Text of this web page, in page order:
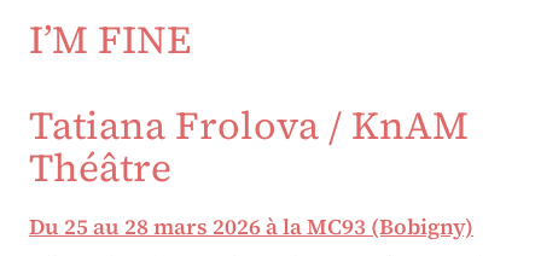
I’M FINE
Tatiana Frolova / KnAM
Théâtre
Du 25 au 28 mars 2026 à la MC93 (Bobigny)